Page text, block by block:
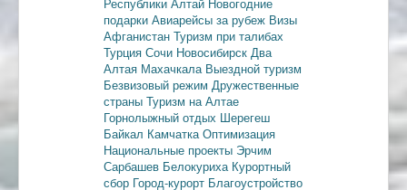
подарки Авиарейсы за рубеж Визы
Афганистан Туризм при талибах
Турция Сочи Новосибирск Два
Алтая Махачкала Выездной туризм
Безвизовый режим Дружественные
страны Туризм на Алтае
Горнолыжный отдых Шерегеш
Байкал Камчатка Оптимизация
Национальные проекты Эрчим
Сарбашев Белокуриха Курортный
сбор Город-курорт Благоустройство